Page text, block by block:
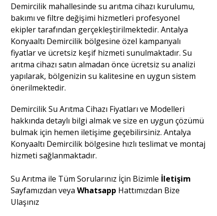
Demircilik mahallesinde su arıtma cihazı kurulumu,
bakımı ve filtre değişimi hizmetleri profesyonel
ekipler tarafından gerçekleştirilmektedir. Antalya
Konyaaltı Demircilik bölgesine özel kampanyalı
fiyatlar ve ücretsiz keşif hizmeti sunulmaktadır. Su
arıtma cihazı satın almadan önce ücretsiz su analizi
yapılarak, bölgenizin su kalitesine en uygun sistem
önerilmektedir.
Demircilik Su Arıtma Cihazı Fiyatları ve Modelleri
hakkında detaylı bilgi almak ve size en uygun çözümü
bulmak için hemen iletişime geçebilirsiniz. Antalya
Konyaaltı Demircilik bölgesine hızlı teslimat ve montaj
hizmeti sağlanmaktadır.
Su Arıtma ile Tüm Sorularınız İçin Bizimle İletişim
Sayfamızdan veyaWhatsapp Hattımızdan Bize
Ulaşınız